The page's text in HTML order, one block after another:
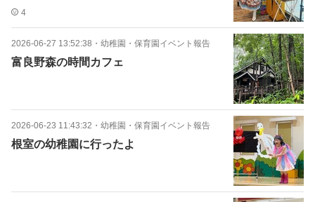
4
2026-06-27 13:52:38 ・ 幼稚園・保育園イベント報告
富良野森の時間カフェ
2026-06-23 11:43:32 ・ 幼稚園・保育園イベント報告
根室の幼稚園に行ったよ